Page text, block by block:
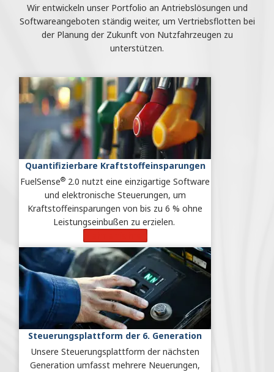
Wir entwickeln unser Portfolio an Antriebslösungen und
Softwareangeboten ständig weiter, um Vertriebsflotten bei
der Planung der Zukunft von Nutzfahrzeugen zu
unterstützen.
Quantifizierbare Kraftstoffeinsparungen
FuelSense® 2.0 nutzt eine einzigartige Software
und elektronische Steuerungen, um
Kraftstoffeinsparungen von bis zu 6 % ohne
Leistungseinbußen zu erzielen.
Steuerungsplattform der 6. Generation
Unsere Steuerungsplattform der nächsten
Generation umfasst mehrere Neuerungen,